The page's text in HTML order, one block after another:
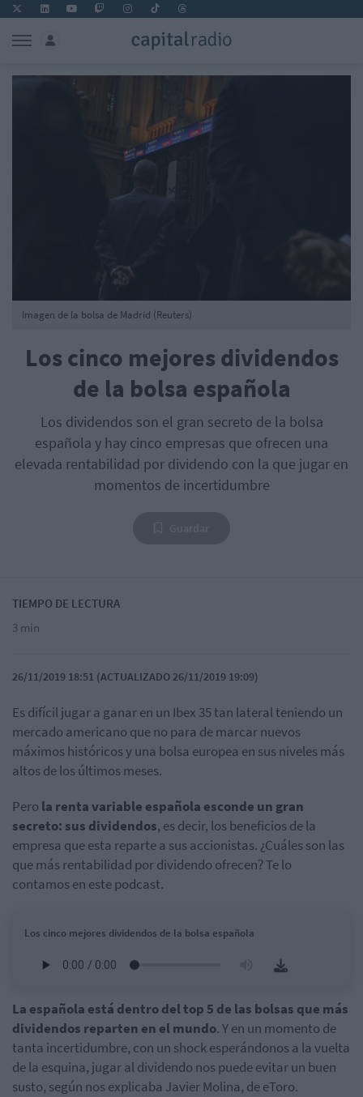
Los cinco mejores dividendos
de la bolsa española
Los dividendos son el gran secreto de la bolsa
española y hay cinco empresas que ofrecen una
elevada rentabilidad por dividendo con la que jugar en
momentos de incertidumbre
Imagen de la bolsa de Madrid (Reuters)
TIEMPO DE LECTURA
3 min
26/11/2019 18:51 (ACTUALIZADO 26/11/2019 19:09)
Es difícil jugar a ganar en un Ibex 35 tan lateral teniendo un
mercado americano que no para de marcar nuevos
máximos históricos y una bolsa europea en sus niveles más
altos de los últimos meses.
Pero la renta variable española esconde un gran
secreto: sus dividendos, es decir, los beneficios de la
empresa que esta reparte a sus accionistas. ¿Cuáles son las
que más rentabilidad por dividendo ofrecen? Te lo
contamos en este podcast.
Los cinco mejores dividendos de la bolsa española
La española está dentro del top 5 de las bolsas que más
dividendos reparten en el mundo. Y en un momento de
tanta incertidumbre, con un shock esperándonos a la vuelta
de la esquina, jugar al dividendo nos puede evitar un buen
susto, según nos explicaba Javier Molina, de eToro.